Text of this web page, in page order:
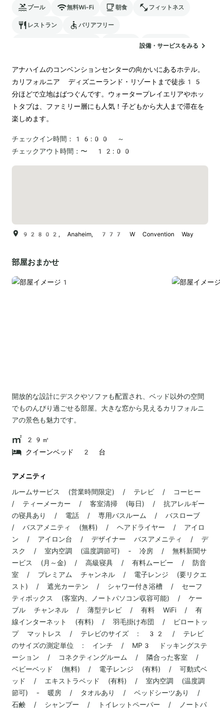
プール 無料Wi-Fi 朝食 フィットネス
レストラン バリアフリー
ランドリー
設備・サービスをみる
アナハイムのコンベンションセンターの向かいにあるホテル。
カリフォルニア ディズニーランド・リゾートまで徒歩15
分ほどで立地はばつぐんです。ウォータープレイエリアやホッ
トタブは、ファミリー層にも人気！子どもから大人まで滞在を
楽しめます。
チェックイン時間：
16:00 ～
チェックアウト時間： 〜 12:00
92802, Anaheim, 777 W Convention Way
部屋おまかせ
開放的な設計にデスクやソファも配置され、ベッド以外の空間
でものんびり過ごせる部屋。大きな窓から見えるカリフォルニ
アの景色も魅力です。
29㎡
クイーンベッド 2 台
アメニティ
ルームサービス (営業時間限定) / テレビ / コーヒー
/ ティーメーカー / 客室清掃 (毎日) / 抗アレルギー
の寝具あり / 電話 / 専用バスルーム / バスローブ
/ バスアメニティ (無料) / ヘアドライヤー / アイロ
ン / アイロン台 / デザイナー バスアメニティ / デ
スク / 室内空調 (温度調節可) - 冷房 / 無料新聞サ
ービス (月～金) / 高級寝具 / 有料ムービー / 防音
室 / プレミアム チャンネル / 電子レンジ (要リクエ
スト) / 遮光カーテン / シャワー付き浴槽 / セーフ
ティボックス (客室内、ノートパソコン収容可能) / ケー
ブル チャンネル / 薄型テレビ / 有料 WiFi / 有
線インターネット (有料) / 羽毛掛け布団 / ピロートッ
プ マットレス / テレビのサイズ : 32 / テレビ
のサイズの測定単位 : インチ / MP3 ドッキングステ
ーション / コネクティングルーム / 隣合った客室 /
ベビーベッド (無料) / 電子レンジ (有料) / 可動式ベ
ッド / エキストラベッド (有料) / 室内空調 (温度調
節可) - 暖房 / タオルあり / ベッドシーツあり /
石鹸 / シャンプー / トイレットペーパー / ノートパ